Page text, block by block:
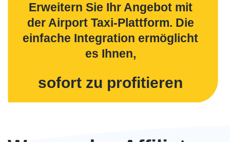
Erweitern Sie Ihr Angebot mit
der Airport Taxi-Plattform. Die
einfache Integration ermöglicht
es Ihnen,
sofort zu profitieren